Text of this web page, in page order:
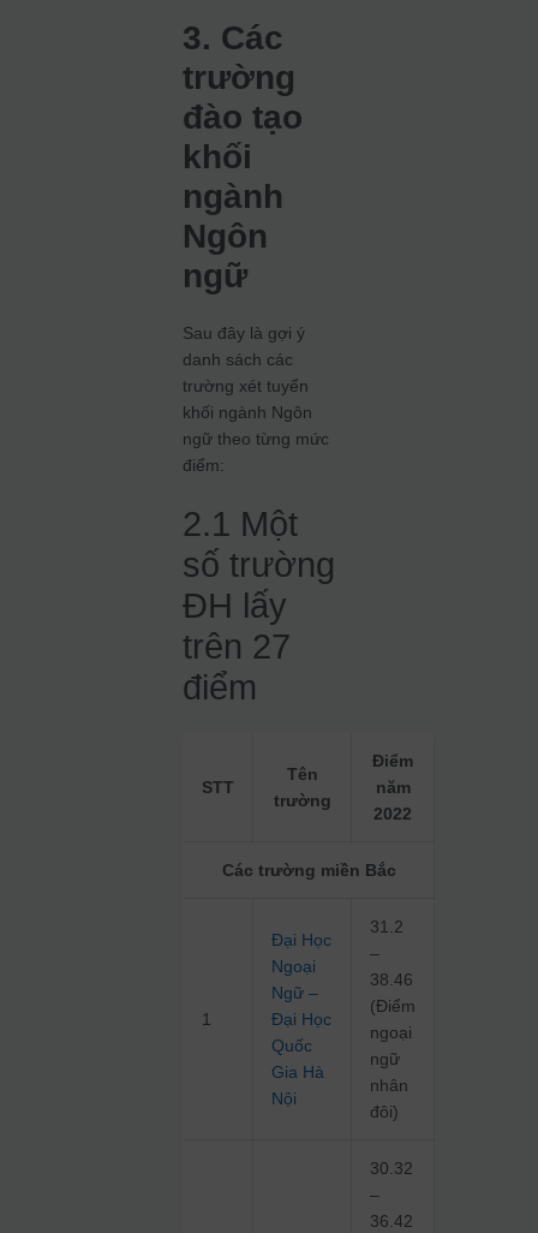
3. Các
trường
đào tạo
khối
ngành
Ngôn
ngữ
Sau đây là gợi ý
danh sách các
trường xét tuyển
khối ngành Ngôn
ngữ theo từng mức
điểm:
2.1 Một
số trường
ĐH lấy
trên 27
điểm
STT
Tên
trường
Điểm
năm
2022
Các trường miền Bắc
1
Đại Học
Ngoại
Ngữ –
Đại Học
Quốc
Gia Hà
Nội
31.2
–
38.46
(Điểm
ngoại
ngữ
nhân
đôi)
30.32
–
36.42